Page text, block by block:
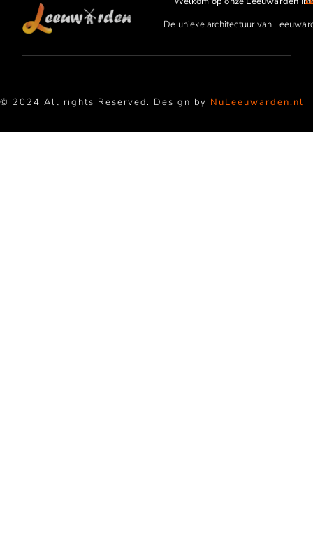
De unieke architectuur van
© 2024 All rights Reserved. Design by NuLeeuwarden.nl